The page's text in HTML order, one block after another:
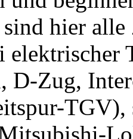
hier
D-Zug,
TGV),